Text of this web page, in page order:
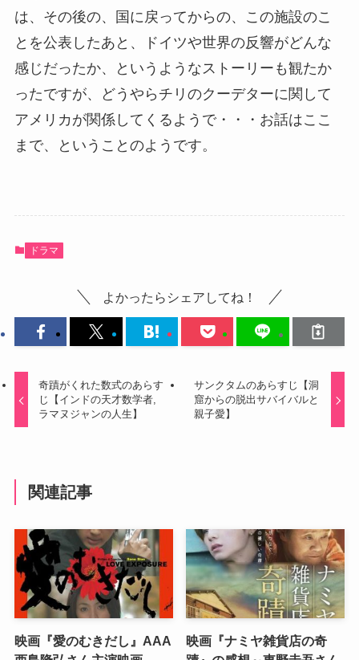
は、その後の、国に戻ってからの、この施設のこ
とを公表したあと、ドイツや世界の反響がどんな
感じだったか、というようなストーリーも観たか
ったですが、どうやらチリのクーデターに関して
アメリカが関係してくるようで・・・お話はここ
まで、ということのようです。
ドラマ
よかったらシェアしてね！
奇蹟がくれた数式のあらす
じ【インドの天才数学者,
ラマヌジャンの人生】
サンクタムのあらすじ【洞
窟からの脱出サバイバルと
親子愛】
関連記事
映画『愛のむきだし』AAA
映画『ナミヤ雑貨店の奇